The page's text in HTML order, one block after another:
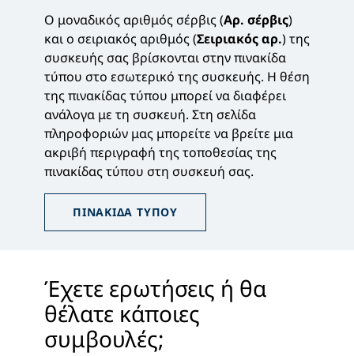
Ο μοναδικός αριθμός σέρβις (Αρ. σέρβις)
και ο σειριακός αριθμός (Σειριακός αρ.) της
συσκευής σας βρίσκονται στην πινακίδα
τύπου στο εσωτερικό της συσκευής. Η θέση
της πινακίδας τύπου μπορεί να διαφέρει
ανάλογα με τη συσκευή. Στη σελίδα
πληροφοριών μας μπορείτε να βρείτε μια
ακριβή περιγραφή της τοποθεσίας της
πινακίδας τύπου στη συσκευή σας.
Έχετε ερωτήσεις ή θα
θέλατε κάποιες
συμβουλές;